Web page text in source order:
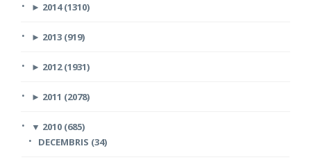
► 2014 (1310)
► 2013 (919)
► 2012 (1931)
► 2011 (2078)
▼ 2010 (685)
DECEMBRIS (34)